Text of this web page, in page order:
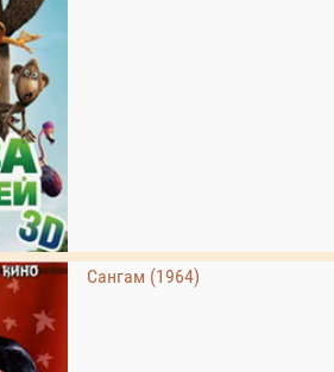
Сангам (1964)